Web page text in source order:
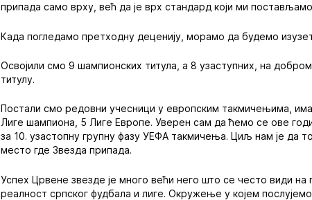
припада само врху, већ да је врх стандард који ми
Када погледамо претходну деценију, морамо да будемо
Освојили смо 9 шампионских титула, а 8 узаступних, на
титулу.
Постали смо редовни учесници у европским такмичењима,
Лиге шампиона, 5 Лиге Европе. Уверен сам да ћемо се ове
за 10. узастопну групну фазу УЕФА такмичења. Циљ нам је да
место где Звезда припада.
Успех Црвене звезде је много већи него што се често види
реалност српског фудбала и лиге. Окружење у којем